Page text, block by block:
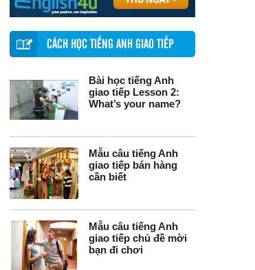
CÁCH HỌC TIẾNG ANH GIAO TIẾP
Bài học tiếng Anh
giao tiếp Lesson 2:
What’s your name?
Mẫu câu tiếng Anh
giao tiếp bán hàng
cần biết
Mẫu câu tiếng Anh
giao tiếp chủ đề mời
bạn đi chơi